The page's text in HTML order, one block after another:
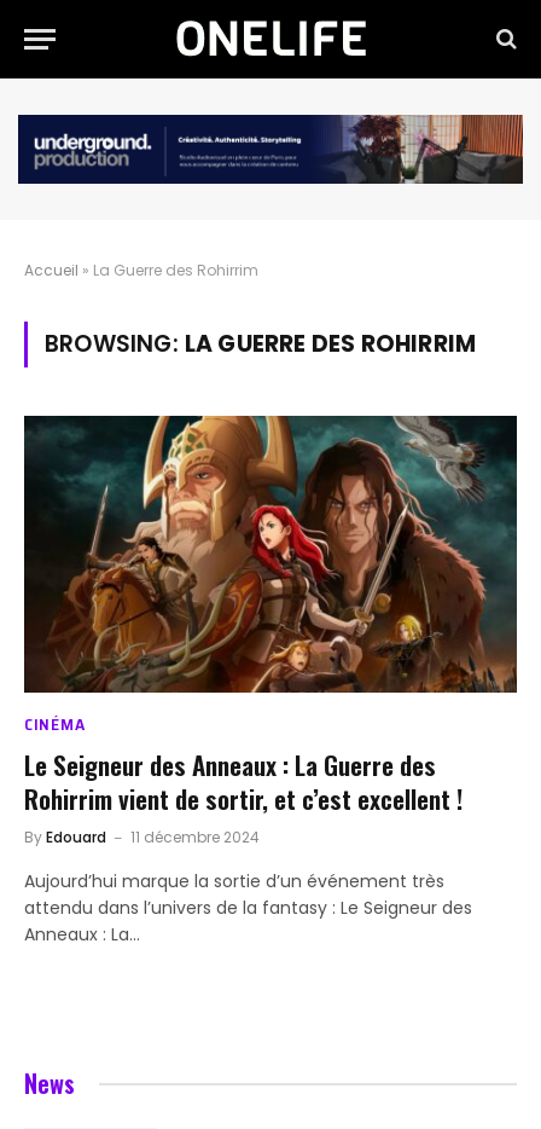
Accueil » La Guerre des Rohirrim
BROWSING: LA GUERRE DES ROHIRRIM
CINÉMA
Le Seigneur des Anneaux : La Guerre des
Rohirrim vient de sortir, et c’est excellent !
ByEdouard 11 décembre 2024
Aujourd’hui marque la sortie d’un événement très
attendu dans l’univers de la fantasy : Le Seigneur des
Anneaux : La…
News